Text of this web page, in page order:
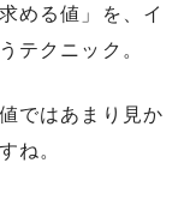
める値」を、イ
テクニック。
ではあまり見か
ね。